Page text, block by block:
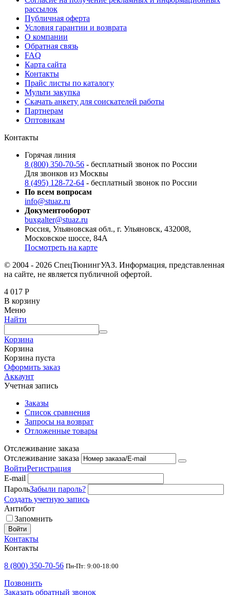
рассылок
Публичная оферта
Условия гарантии и возврата
О компании
Обратная связь
FAQ
Карта сайта
Контакты
Прайс листы по каталогу
Мульти закупка
Скачать анкету для соискателей работы
Партнерам
Оптовикам
Контакты
Горячая линия
8 (800) 350-70-56 - бесплатный звонок по России
Для звонков из Москвы
8 (495) 128-72-64 - бесплатный звонок по России
По всем вопросам
info@stuaz.ru
Документооборот
buxgalter@stuaz.ru
Россия, Ульяновская обл., г. Ульяновск, 432008,
Московское шоссе, 84А
Посмотреть на карте
© 2004 - 2026 СпецТюнингУАЗ. Информация, представленная
на сайте, не является публичной офертой.
4 017 Р
В корзину
Меню
Найти
Корзина
Корзина
Корзина пуста
Оформить заказ
Аккаунт
Учетная запись
Заказы
Список сравнения
Запросы на возврат
Отложенные товары
Отслеживание заказа
Отслеживание заказа
ВойтиРегистрация
E-mail
ПарольЗабыли пароль?
Создать учетную запись
Антибот
Запомнить
Войти
Контакты
Контакты
8 (800) 350-70-56 Пн-Пт: 9:00-18:00
Позвонить
Заказать обратный звонок